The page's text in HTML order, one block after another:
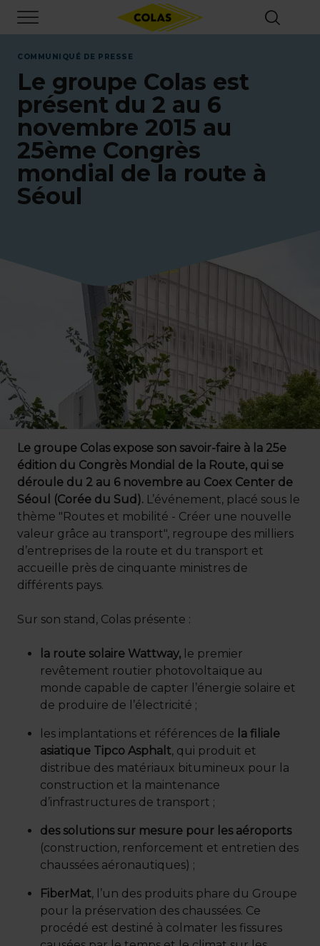
contenu
principal
COMMUNIQUÉ DE PRESSE
Le groupe Colas est
présent du 2 au 6
novembre 2015 au
25ème Congrès
mondial de la route à
Séoul
Le groupe Colas expose son savoir-faire à la 25e
édition du Congrès Mondial de la Route, qui se
déroule du 2 au 6 novembre au Coex Center de
Séoul (Corée du Sud). L’événement, placé sous le
thème "Routes et mobilité - Créer une nouvelle
valeur grâce au transport", regroupe des milliers
d’entreprises de la route et du transport et
accueille près de cinquante ministres de
différents pays.
Sur son stand, Colas présente :
la route solaire Wattway, le premier
revêtement routier photovoltaïque au
monde capable de capter l’énergie solaire et
de produire de l’électricité ;
les implantations et références de la filiale
asiatique Tipco Asphalt, qui produit et
distribue des matériaux bitumineux pour la
construction et la maintenance
d’infrastructures de transport ;
des solutions sur mesure pour les aéroports
(construction, renforcement et entretien des
chaussées aéronautiques) ;
FiberMat, l’un des produits phare du Groupe
pour la préservation des chaussées. Ce
procédé est destiné à colmater les fissures